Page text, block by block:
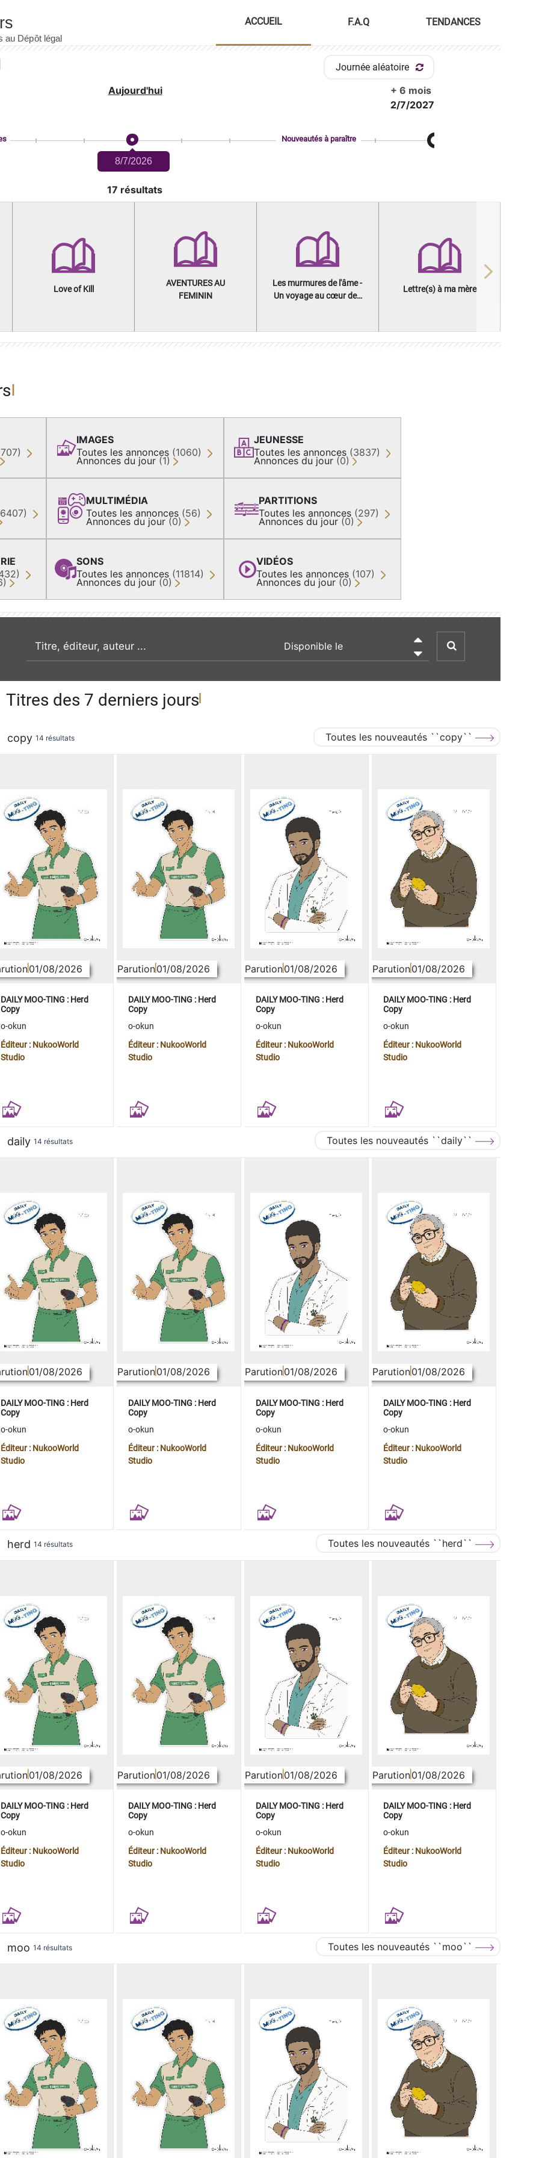
ACCUEIL F.A.Q TENDANCES
Journée aléatoire
Aujourd'hui
+ 6 mois
2/7/2027
8/7/2026
Nouveautés à paraître
17 résultats
Love of Kill
AVENTURES AU
FEMININ
Les murmures de l'âme -
Un voyage au cœur des
Lettre(s) à ma mère
Next
IMAGES
Toutes les annonces (1060)
Annonces du jour (1)
MULTIMÉDIA
Toutes les annonces (56)
Annonces du jour (0)
SONS
Toutes les annonces (11814)
Annonces du jour (0)
JEUNESSE
Toutes les annonces (3837)
Annonces du jour (0)
PARTITIONS
Toutes les annonces (297)
Annonces du jour (0)
VIDÉOS
Toutes les annonces (107)
Annonces du jour (0)
recherche par mot clé

Titres des 7 derniers jours
copy 14 résultats Toutes les nouveautés ``copy``
01/08/2026
DAILY MOO-TING : Herd
Copy
o-okun
Éditeur : NukooWorld
Studio
Parution01/08/2026
DAILY MOO-TING : Herd
Copy
o-okun
Éditeur : NukooWorld
Studio
Parution01/08/2026
DAILY MOO-TING : Herd
Copy
o-okun
Éditeur : NukooWorld
Studio
Parution01/08/2026
DAILY MOO-TING : Herd
Copy
o-okun
Éditeur : NukooWorld
Studio
daily 14 résultats Toutes les nouveautés ``daily``
01/08/2026
DAILY MOO-TING : Herd
Copy
o-okun
Éditeur : NukooWorld
Studio
Parution01/08/2026
DAILY MOO-TING : Herd
Copy
o-okun
Éditeur : NukooWorld
Studio
Parution01/08/2026
DAILY MOO-TING : Herd
Copy
o-okun
Éditeur : NukooWorld
Studio
Parution01/08/2026
DAILY MOO-TING : Herd
Copy
o-okun
Éditeur : NukooWorld
Studio
herd 14 résultats Toutes les nouveautés ``herd``
01/08/2026
DAILY MOO-TING : Herd
Copy
o-okun
Éditeur : NukooWorld
Studio
Parution01/08/2026
DAILY MOO-TING : Herd
Copy
o-okun
Éditeur : NukooWorld
Studio
Parution01/08/2026
DAILY MOO-TING : Herd
Copy
o-okun
Éditeur : NukooWorld
Studio
Parution01/08/2026
DAILY MOO-TING : Herd
Copy
o-okun
Éditeur : NukooWorld
Studio
moo 14 résultats Toutes les nouveautés ``moo``